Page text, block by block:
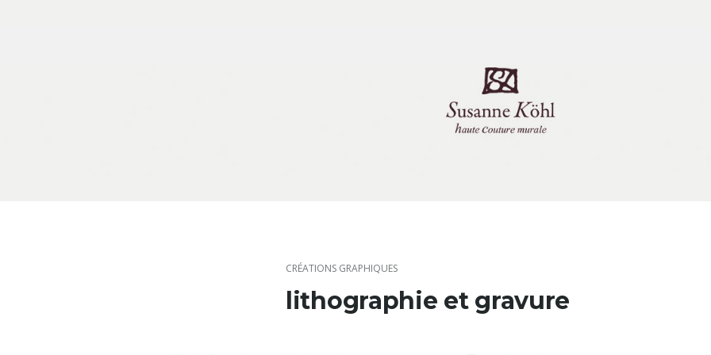
CRÉATIONS GRAPHIQUES
lithographie et gravure